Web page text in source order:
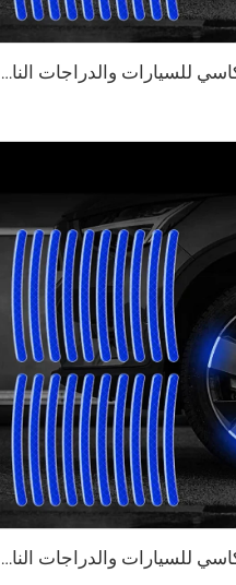
ملصق حافة أزرق انعكاسي للسيارات والدراجات النارية والعجلات لتزيين السيارات بأمان وزخرفة
ملصق حافة أزرق انعكاسي للسيارات والدراجات النارية والعجلات لتزيين السيارات بأمان وزخرفة